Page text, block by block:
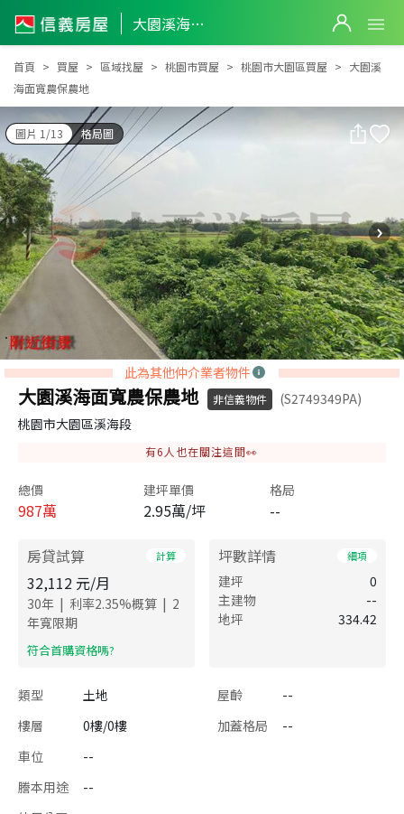
大園溪海面寬農保農地
大園溪海面寬農保農地
首頁 買屋 區域找屋 桃園市買屋 桃園市大園區買屋
大園溪
海面寬農保農地
圖片 1/13 格局圖
此為其他仲介業者物件
大園溪海面寬農保農地 非信義物件
(S2749349PA)
桃園市大園區溪海段
有6 人也在關注這間👀
總價
987萬
建坪單價
2.95萬/坪
格局
--
房貸試算 計算
32,112 元/月
30年 | 利率2.35%概算 | 2
年寬限期
​符合首購資格嗎?
坪數詳情 細項
建坪
0
主建物
--
地坪
334.42
類型 土地 屋齡
--
樓層
0樓/0樓 加蓋格局
--
車位
--
謄本用途
--